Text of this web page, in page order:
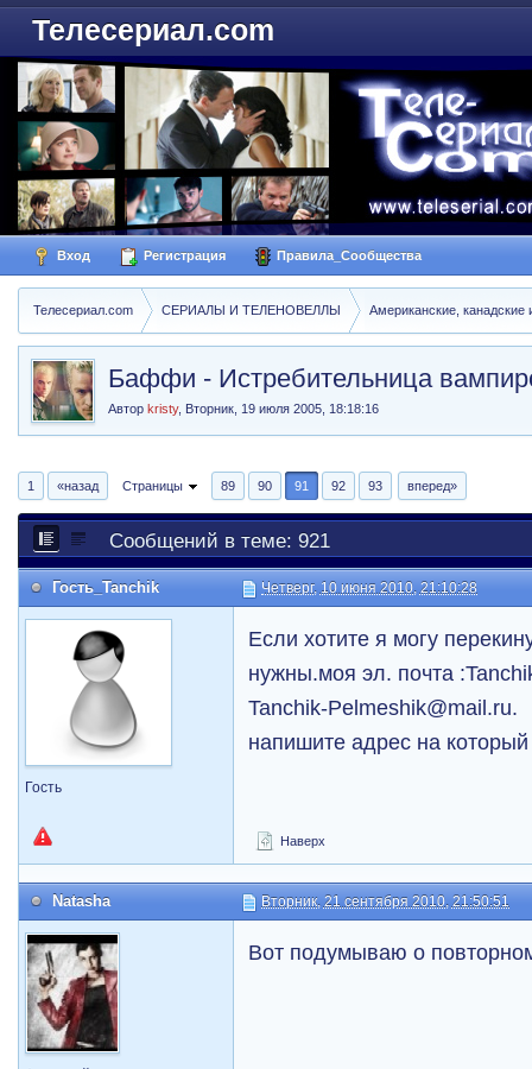
Телесериал.com
Вход Регистрация Правила_Сообщества
Телесериал.com СЕРИАЛЫ И ТЕЛЕНОВЕЛЛЫ Американские, канадские
Баффи - Истребительница
Авторkristy, Вторник, 19 июля 2005, 18:18:16
1 «назад Страницы 89 90 91 92 93 вперед»
Сообщений в теме: 921
Гость_Tanchik Четверг, 10 июня 2010, 21:10:28
Гость
Если хотите я могу
нужны.моя эл. почта
Tanchik-Pelmeshik@mail.ru.
напишите адрес на
Наверх
Natasha Вторник, 21 сентября 2010, 21:50:51
Вот подумываю о